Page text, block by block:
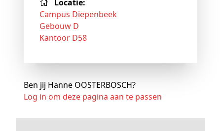
Locatie:
Campus Diepenbeek
Gebouw D
Kantoor D58
Ben jij Hanne OOSTERBOSCH?
Log in om deze pagina aan te passen